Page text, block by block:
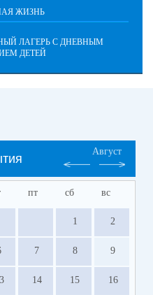
ЖИЗНЬ
ЛАГЕРЬ С ДНЕВНЫМ
ДЕТЕЙ
Август
пт сб вс
1 2
7 8 9
14 15 16